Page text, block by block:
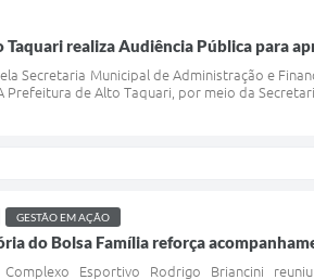
realiza Audiência Pública para
Secretaria Municipal de Administração e
Prefeitura de Alto Taquari, por meio da
GESTÃO EM AÇÃO
do Bolsa Família reforça
Esportivo Rodrigo Briancini